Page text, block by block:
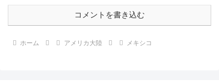
コメントを書き込む
ホーム アメリカ大陸 メキシコ